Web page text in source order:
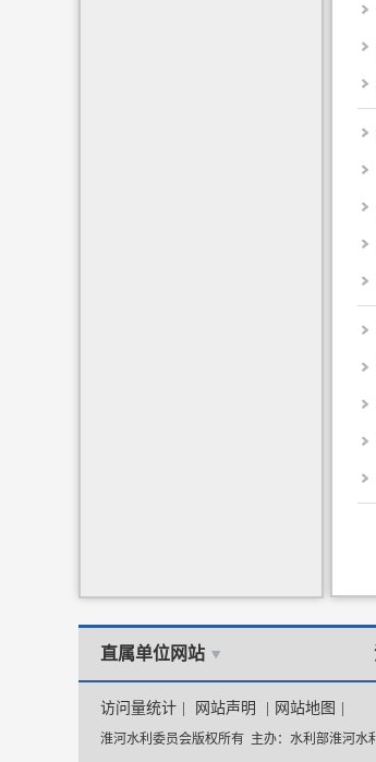
直属单位网站
访问量统计 网站声明 网站地图
淮河水利委员会版权所有 主办：水利部淮河水